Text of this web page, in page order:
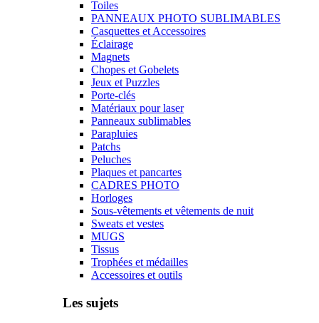
Toiles
PANNEAUX PHOTO SUBLIMABLES
Casquettes et Accessoires
Éclairage
Magnets
Chopes et Gobelets
Jeux et Puzzles
Porte-clés
Matériaux pour laser
Panneaux sublimables
Parapluies
Patchs
Peluches
Plaques et pancartes
CADRES PHOTO
Horloges
Sous-vêtements et vêtements de nuit
Sweats et vestes
MUGS
Tissus
Trophées et médailles
Accessoires et outils
Les sujets